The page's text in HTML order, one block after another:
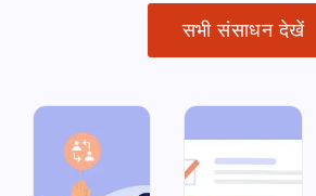
सभी संसाधन देखें